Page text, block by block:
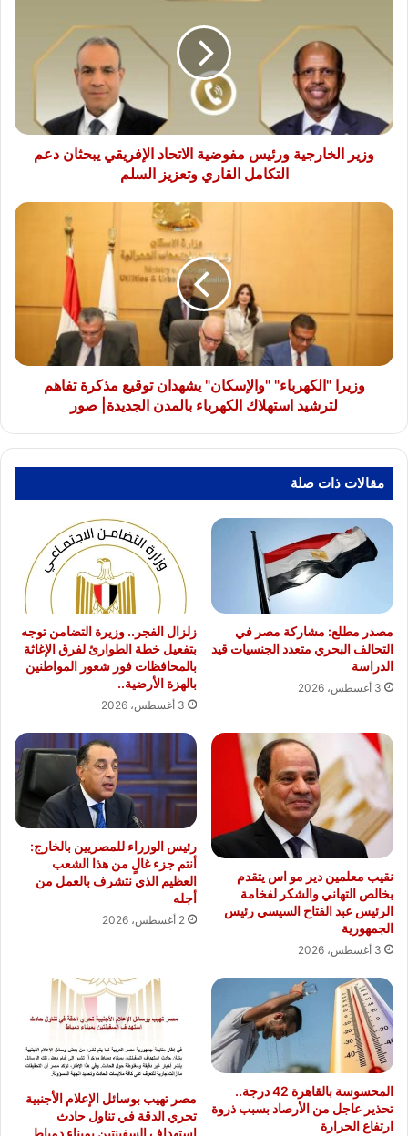
مفوضية
الاتحاد
دعم
التكامل
القاريوزير الخارجية ورئيس مفوضية الاتحاد الإفريقي يبحثان دعم
التكامل القاري وتعزيز السلم
وزيرا
استهلاك
الكهرباءوزيرا "الكهرباء" "والإسكان" يشهدان توقيع مذكرة تفاهم
لترشيد استهلاك الكهرباء بالمدن الجديدة| صور
مقالات ذات صلة
مصدر مطلع: مشاركة مصر في
التحالف البحري متعدد الجنسيات قيد
الدراسة
3 أغسطس، 2026
زلزال الفجر.. وزيرة التضامن توجه
بتفعيل خطة الطوارئ لفرق الإغاثة
بالمحافظات فور شعور المواطنين
بالهزة الأرضية..
3 أغسطس، 2026
نقيب معلمين دير مو اس يتقدم
بخالص التهاني والشكر لفخامة
الرئيس عبد الفتاح السيسي رئيس
الجمهورية
3 أغسطس، 2026
رئيس الوزراء للمصريين بالخارج:
أنتم جزء غالٍ من هذا الشعب
العظيم الذي نتشرف بالعمل من
أجله
2 أغسطس، 2026
المحسوسة بالقاهرة 42 درجة..
تحذير عاجل من الأرصاد بسبب ذروة
ارتفاع الحرارة
مصر تهيب بوسائل الإعلام الأجنبية
تحري الدقة في تناول حادث
استهداف السفينتين بميناء دمياط